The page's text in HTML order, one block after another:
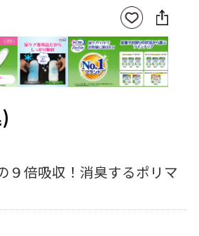
お気
に入
りに
登録
SNS
に
シ
ェ
ア
９倍吸収！消臭するポリマ